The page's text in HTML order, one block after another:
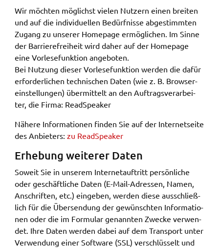
Wir möch­ten möglichst vielen Nutzern einen brei­ten
und auf die indi­vi­du­el­len Bedürf­nis­se abge­stimm­ten
Zugang zu unse­rer Home­page ermög­li­chen. Im Sinne
der Barrie­re­frei­heit wird daher auf der Home­page
eine Vorle­se­funk­ti­on ange­bo­ten.
Bei Nutzung dieser Vorle­se­funk­ti­on werden die dafür
erfor­der­li­chen tech­ni­schen Daten (wie z. B. Brow­ser­
ein­stel­lun­gen) über­mit­telt an den Auftrags­ver­ar­bei­
ter, die Firma: Read­Spea­ker
Nähe­re Infor­ma­tio­nen finden Sie auf der Inter­net­sei­te
des Anbie­ters: zu Read­Spea­ker
Erhe­bung weite­rer Daten
Soweit Sie in unse­rem Inter­net­auf­tritt persön­li­che
oder geschäft­li­che Daten (E-Mail-Adres­sen, Namen,
Anschrif­ten, etc.) einge­ben, werden diese ausschlie­ß­
lich für die Über­sen­dung der gewünsch­ten Infor­ma­tio­
nen oder die im Formu­lar genann­ten Zwecke verwen­
det. Ihre Daten werden dabei auf dem Trans­port unter
Verwen­dung einer Soft­ware (SSL) verschlüs­selt und